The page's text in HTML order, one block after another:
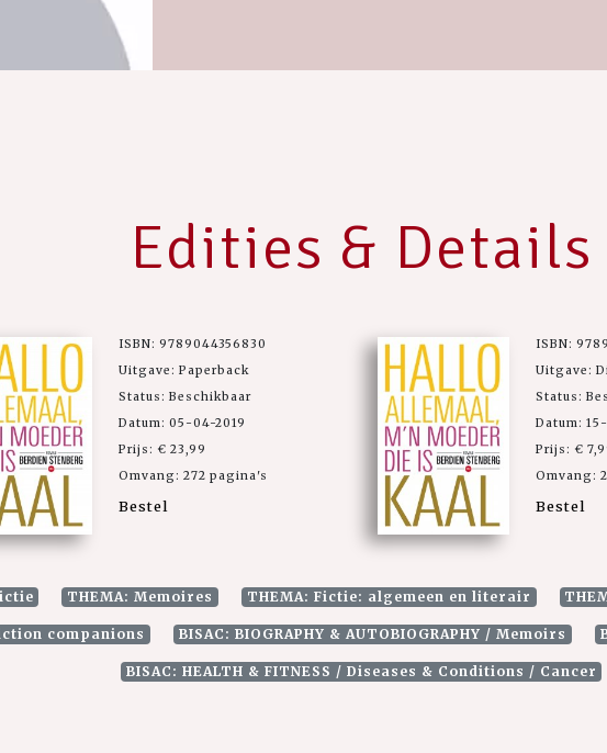
Edities & Details
ISBN: 9789044356830
Uitgave: Paperback
Status: Beschikbaar
Datum: 05-04-2019
Prijs: € 23,99
Omvang: 272 pagina's
Bestel
ISBN:
Uitgave:
Status:
Datum:
Prijs: €
Omvang:
Bestel
THEMA: Memoires THEMA: Fictie: algemeen en literair
companions BISAC: BIOGRAPHY & AUTOBIOGRAPHY / Memoirs
BISAC: HEALTH & FITNESS / Diseases & Conditions / Cancer